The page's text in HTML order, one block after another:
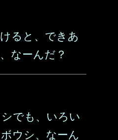
ると、できあ
なーんだ？
でも、いろい
ウシ、なーん